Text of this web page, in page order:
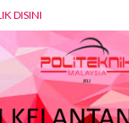
DISINI